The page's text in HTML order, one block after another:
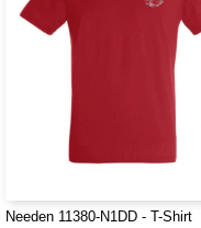
Needen 11380-N1DD - T-Shirt